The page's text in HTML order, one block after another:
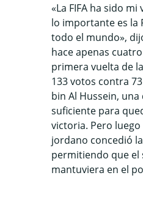
«La FIFA ha sido
lo importante es la
todo el mundo»,
hace apenas
primera vuelta de
133 votos contra
bin Al Hussein,
suficiente para
victoria. Pero
jordano concedió
permitiendo que el
mantuviera en el